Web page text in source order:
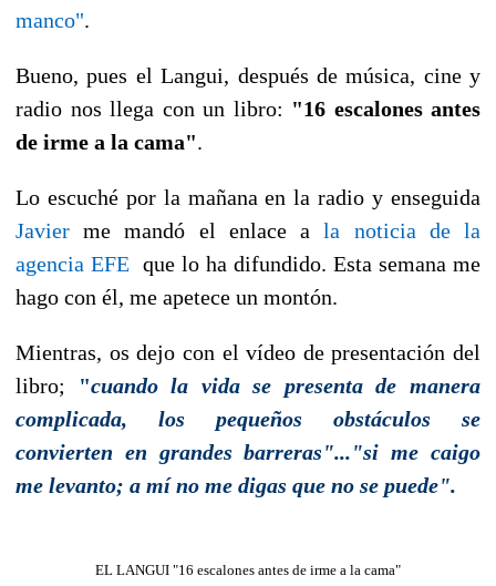
manco".
Bueno, pues el Langui, después de música, cine y
radio nos llega con un libro: "16 escalones antes
de irme a la cama".
Lo escuché por la mañana en la radio y enseguida
Javier me mandó el enlace ala noticia de la
agencia EFE que lo ha difundido. Esta semana me
hago con él, me apetece un montón.
Mientras, os dejo con el vídeo de presentación del
libro;
"cuando la vida se presenta de manera
complicada, los pequeños obstáculos se
convierten en grandes barreras"..."si me caigo
me levanto; a mí no me digas que no se puede".
EL LANGUI "16 escalones antes de irme a la cama"